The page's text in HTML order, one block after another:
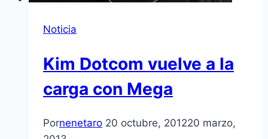
Noticia
Kim Dotcom vuelve a la
carga con Mega
Pornenetaro 20 octubre, 201220 marzo,